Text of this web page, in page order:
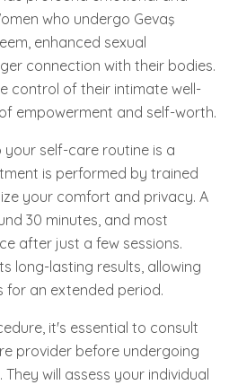
who undergo Gevaş
enhanced sexual
connection with their bodies.
control of their intimate well-
empowerment and self-worth.
self-care routine is a
is performed by trained
your comfort and privacy. A
30 minutes, and most
after just a few sessions.
long-lasting results, allowing
for an extended period.
it's essential to consult
provider before undergoing
will assess your individual